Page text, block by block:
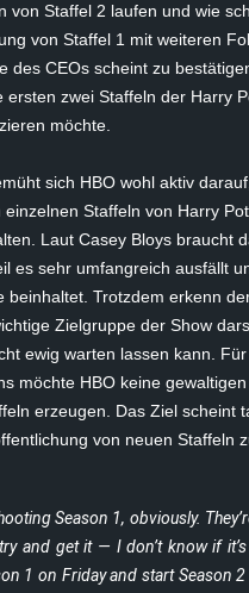
von Staffel 2 laufen und wie
von Staffel 1 mit weiteren
des CEOs scheint zu
ersten zwei Staffeln der Harry
möchte.
sich HBO wohl aktiv
einzelnen Staffeln von Harry
Laut Casey Bloys braucht
es sehr umfangreich ausfällt
beinhaltet. Trotzdem erkenn
Zielgruppe der Show
ewig warten lassen kann.
möchte HBO keine
erzeugen. Das Ziel scheint
von neuen Staffeln
Season 1, obviously.
and get it — I don’t know if
1 on Friday and start Season